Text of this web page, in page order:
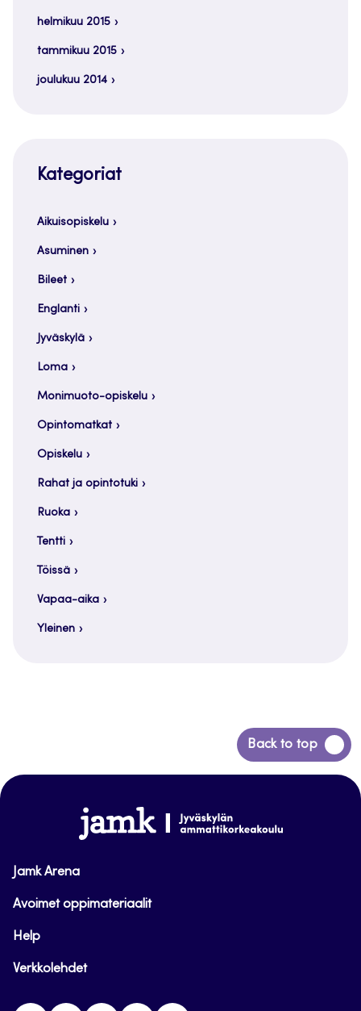
helmikuu 2015
tammikuu 2015
joulukuu 2014
Kategoriat
Aikuisopiskelu
Asuminen
Bileet
Englanti
Jyväskylä
Loma
Monimuoto-opiskelu
Opintomatkat
Opiskelu
Rahat ja opintotuki
Ruoka
Tentti
Töissä
Vapaa-aika
Yleinen
Back to top
Siirry
takaisin
www.jamk.fi
Jamk Arena
Avoimet oppimateriaalit
Help
Verkkolehdet